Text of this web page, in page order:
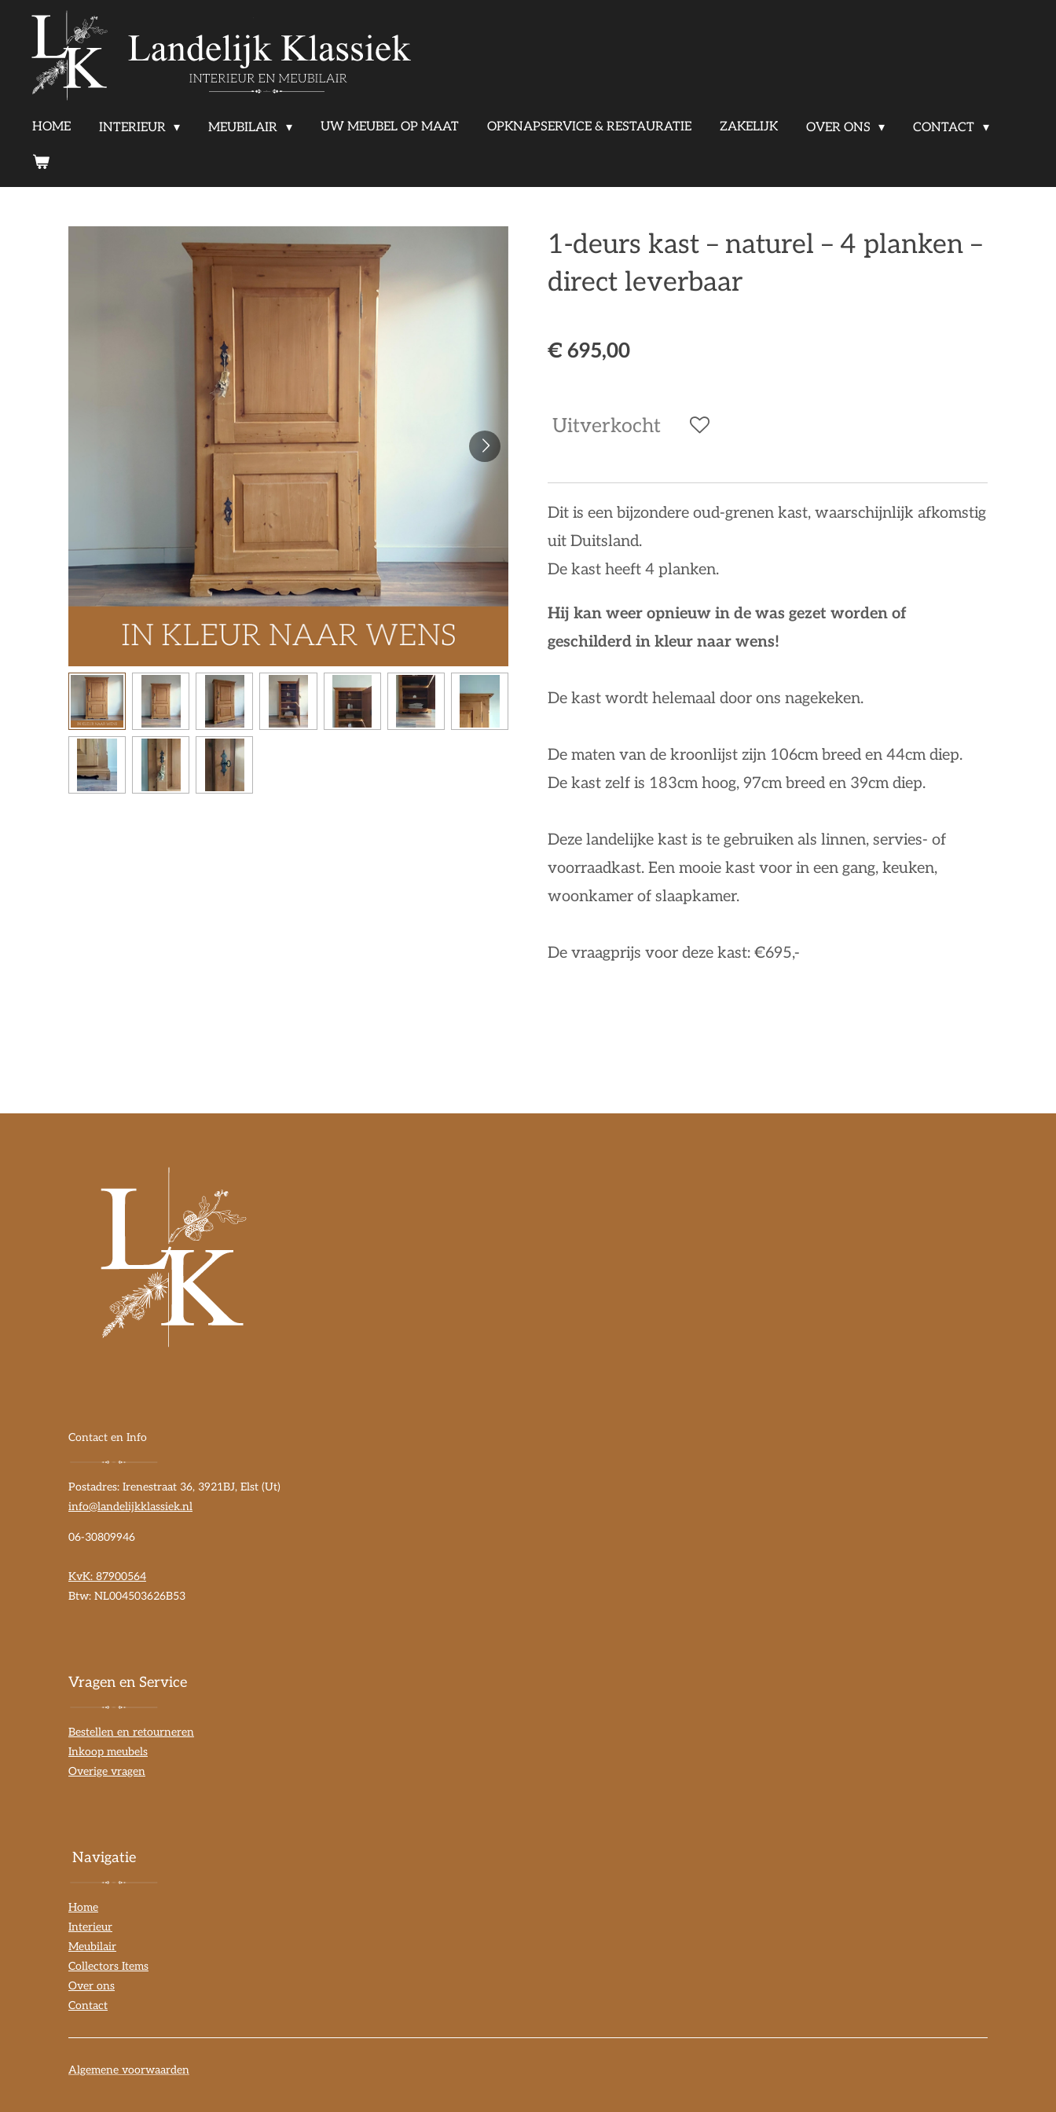
direct
naar
hoofdinhoud
HOME INTERIEUR MEUBILAIR UW MEUBEL OP MAAT OPKNAPSERVICE & RESTAURATIE ZAKELIJK OVER ONS CONTACT
1-deurs kast – naturel – 4 planken –
direct leverbaar
€ 695,00
Uitverkocht
Dit is een bijzondere oud-grenen kast, waarschijnlijk afkomstig
uit Duitsland.
De kast heeft 4 planken.
Hij kan weer opnieuw in de was gezet worden of
geschilderd in kleur naar wens!
De kast wordt helemaal door ons nagekeken.
De maten van de kroonlijst zijn 106cm breed en 44cm diep.
De kast zelf is 183cm hoog, 97cm breed en 39cm diep.
Deze landelijke kast is te gebruiken als linnen, servies- of
voorraadkast. Een mooie kast voor in een gang, keuken,
woonkamer of slaapkamer.
De vraagprijs voor deze kast: €695,-
Contact en Info
Postadres: Irenestraat 36, 3921BJ, Elst (Ut)
info@landelijkklassiek.nl
06-30809946
KvK: 87900564
Btw: NL004503626B53
Vragen en Service
Bestellen en retourneren
Inkoop meubels
Overige vragen
Navigatie
Home
Interieur
Meubilair
Collectors Items
Over ons
Contact
Algemene voorwaarden